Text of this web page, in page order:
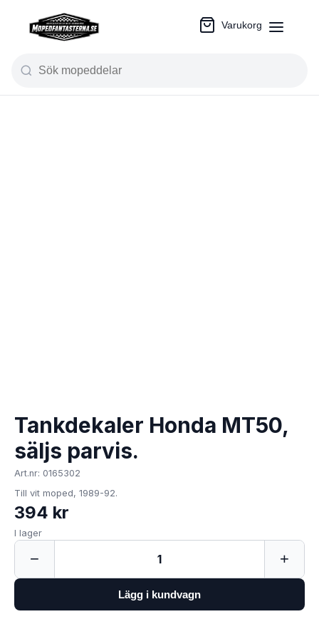
Varukorg
Tankdekaler Honda MT50,
säljs parvis.
Art.nr: 0165302
Till vit moped, 1989-92.
394 kr
I lager
− 1 +
Lägg i kundvagn